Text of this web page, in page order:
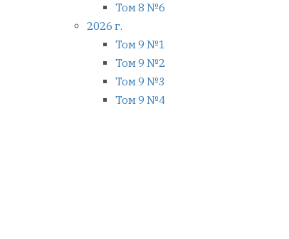
Том 8 №6
2026 г.
Том 9 №1
Том 9 №2
Том 9 №3
Том 9 №4